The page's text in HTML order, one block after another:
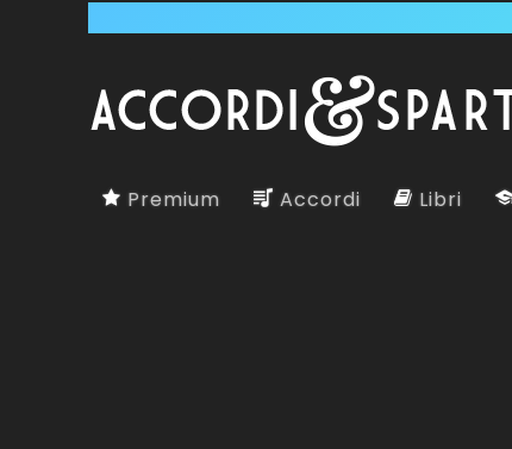
Premium Accordi Libri